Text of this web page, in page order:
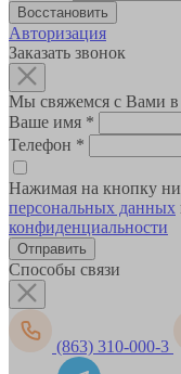
Авторизация
Заказать звонок
Мы свяжемся с Вами
Ваше имя *
Телефон *
Нажимая на кнопку
персональных данных
конфиденциальности
Способы связи
(863) 310-000-3